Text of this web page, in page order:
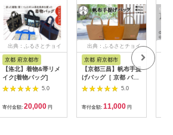
出典：ふるさとチョイ
京都 府京都市
【洛北】着物&帯リメ
イク[着物バッグ]
5.0
寄付金額: 20,000 円
出典：ふるさとチョイ
京都 府京都市
【京都三昌】帆布手提
げバッグ［ 京都 バッ
グ 職人 手作り 手提げ
鞄 麻の葉 ちりめん 上
品 カジュアル フォー
マル 雑貨 人気 おすす
め 外出 おでかけ お取
5.0
寄付金額: 11,000 円